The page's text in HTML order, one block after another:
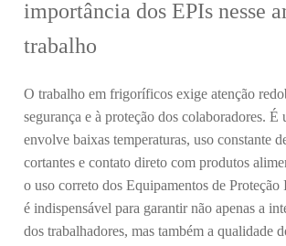
importância dos EPIs nesse
trabalho
O trabalho em frigoríficos exige atenção
segurança e à proteção dos colaboradores. É
envolve baixas temperaturas, uso constante
cortantes e contato direto com produtos
o uso correto dos Equipamentos de
é indispensável para garantir não apenas a
dos trabalhadores, mas também a qualidade